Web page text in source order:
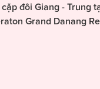
đôi Giang - Trung
Grand Danang